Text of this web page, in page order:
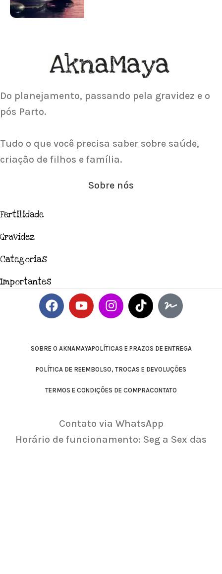
Acupuntura focada para Fertilidade e
Gravidez
Saiba Mais
Do planejamento, passando pela gravidez e o
pós Parto.
Tudo o que você precisa saber sobre saúde,
criação de filhos e família.
Sobre nós
Fertilidade
Gravidez
Categorias
Importantes
SOBRE O AKNAMAYAPOLÍTICAS E PRAZOS DE ENTREGA
POLÍTICA DE REEMBOLSO, TROCAS E DEVOLUÇÕES
TERMOS E CONDIÇÕES DE COMPRACONTATO
Contato via WhatsApp
Horário de funcionamento: Seg a Sex das